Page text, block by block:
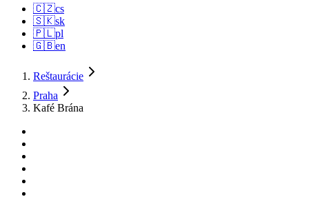
🇨🇿cs
🇸🇰sk
🇵🇱pl
🇬🇧en
Reštaurácie
Praha
Kafé Brána